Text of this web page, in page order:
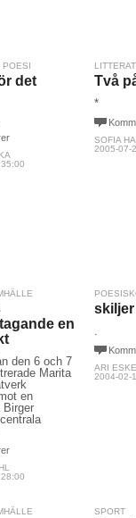
POESI
det
Två
*
SOFIA
2005-07-
en
den 6 och 7
Marita
en
Birger
.
ARI
2004-02-
SPORT